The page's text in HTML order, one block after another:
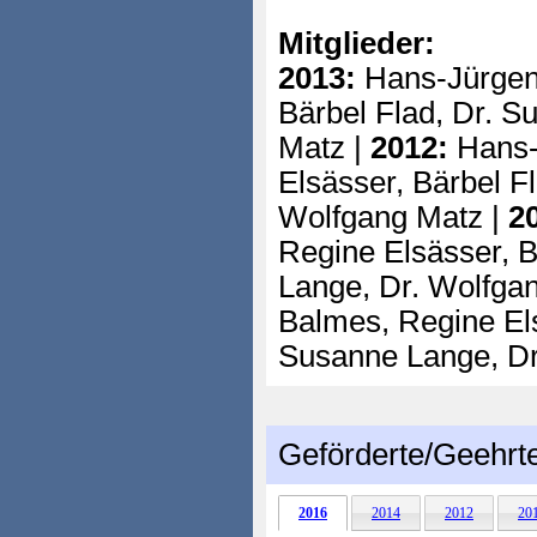
Mitglieder:
2013: Hans-
Bärbel Flad, Dr.
Matz | 2012:
Elsässer, Bärbel
Wolfgang Matz |
Regine Elsässer,
Lange, Dr.
Balmes, Regine
Susanne Lange,
Geförderte/
2016 2014 2012